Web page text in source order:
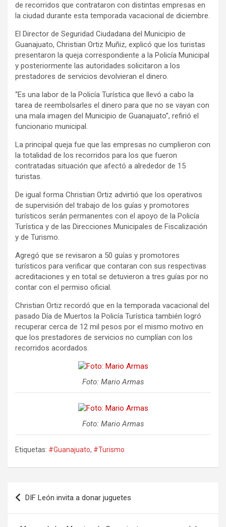
de recorridos que contrataron con distintas empresas en
la ciudad durante esta temporada vacacional de diciembre.
El Director de Seguridad Ciudadana del Municipio de
Guanajuato, Christian Ortiz Muñiz, explicó que los turistas
presentaron la queja correspondiente a la Policía Municipal
y posteriormente las autoridades solicitaron a los
prestadores de servicios devolvieran el dinero.
“Es una labor de la Policía Turística que llevó a cabo la
tarea de reembolsarles el dinero para que no se vayan con
una mala imagen del Municipio de Guanajuato”, refirió el
funcionario municipal.
La principal queja fue que las empresas no cumplieron con
la totalidad de los recorridos para los que fueron
contratadas situación que afectó a alrededor de 15
turistas.
De igual forma Christian Ortiz advirtió que los operativos
de supervisión del trabajo de los guías y promotores
turísticos serán permanentes con el apoyo de la Policía
Turística y de las Direcciones Municipales de Fiscalización
y de Turismo.
Agregó que se revisaron a 50 guías y promotores
turísticos para verificar que contaran con sus respectivas
acreditaciones y en total se detuvieron a tres guías por no
contar con el permiso oficial.
Christian Ortiz recordó que en la temporada vacacional del
pasado Día de Muertos la Policía Turística también logró
recuperar cerca de 12 mil pesos por el mismo motivo en
que los prestadores de servicios no cumplían con los
recorridos acordados.
Foto: Mario Armas
Foto: Mario Armas
Etiquetas: #Guanajuato, #Turismo
Navegación
de
entradas
DIF León invita a donar juguetes